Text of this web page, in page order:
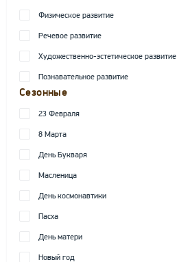
Физическое развитие
Речевое развитие
Художественно-эстетическое развитие
Познавательное развитие
Сезонные
23 Февраля
8 Марта
День Букваря
Масленица
День космонавтики
Пасха
День матери
Новый год